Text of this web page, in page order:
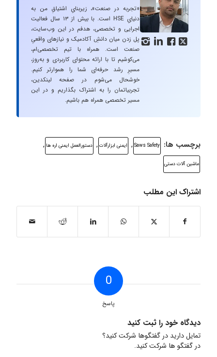
   
«تجربه در صنعت»، زیربنایِ اشتیاقِ من به
دنیایِ HSE است. با بیش از ۱۳ سال فعالیت
اجرایی و تخصصی، هدفم در این وب‌سایت،
پل زدن میان دانشِ آکادمیک و نیازهای واقعیِ
صنعت است. همراه با تیم تخصصی‌ام،
می‌کوشیم تا با ارائه محتوای کاربردی و به‌روز،
مسیرِ رشد حرفه‌ای شما را هموارتر کنیم.
خوشحال می‌شوم در صفحه لینکدین،
تجربیاتمان را به اشتراک بگذاریم و در این
مسیر تخصصی همراه هم باشیم.
برچسب ها: Saws Safety
, ایمنی ابزارآلات , دستورالعمل ایمنی اره ها ,
ماشین آلات دستی
اشتراک این مطلب
0
پاسخ
دیدگاه خود را ثبت کنید
تمایل دارید در گفتگوها شرکت کنید؟
در گفتگو ها شرکت کنید.